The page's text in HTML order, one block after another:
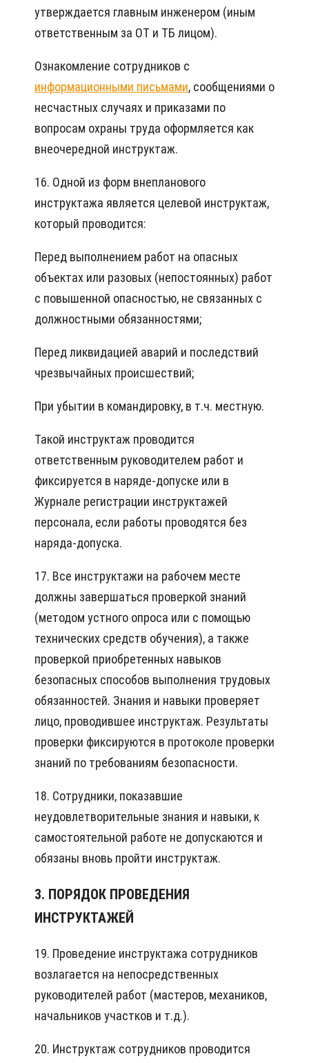
утверждается главным инженером (иным
ответственным за ОТ и ТБ лицом).
Ознакомление сотрудников с
информационными письмами, сообщениями о
несчастных случаях и приказами по
вопросам охраны труда оформляется как
внеочередной инструктаж.
16. Одной из форм внепланового
инструктажа является целевой инструктаж,
который проводится:
Перед выполнением работ на опасных
объектах или разовых (непостоянных) работ
с повышенной опасностью, не связанных с
должностными обязанностями;
Перед ликвидацией аварий и последствий
чрезвычайных происшествий;
При убытии в командировку, в т.ч. местную.
Такой инструктаж проводится
ответственным руководителем работ и
фиксируется в наряде-допуске или в
Журнале регистрации инструктажей
персонала, если работы проводятся без
наряда-допуска.
17. Все инструктажи на рабочем месте
должны завершаться проверкой знаний
(методом устного опроса или с помощью
технических средств обучения), а также
проверкой приобретенных навыков
безопасных способов выполнения трудовых
обязанностей. Знания и навыки проверяет
лицо, проводившее инструктаж. Результаты
проверки фиксируются в протоколе проверки
знаний по требованиям безопасности.
18. Сотрудники, показавшие
неудовлетворительные знания и навыки, к
самостоятельной работе не допускаются и
обязаны вновь пройти инструктаж.
3. ПОРЯДОК ПРОВЕДЕНИЯ
ИНСТРУКТАЖЕЙ
19. Проведение инструктажа сотрудников
возлагается на непосредственных
руководителей работ (мастеров, механиков,
начальников участков и т.д.).
20. Инструктаж сотрудников проводится